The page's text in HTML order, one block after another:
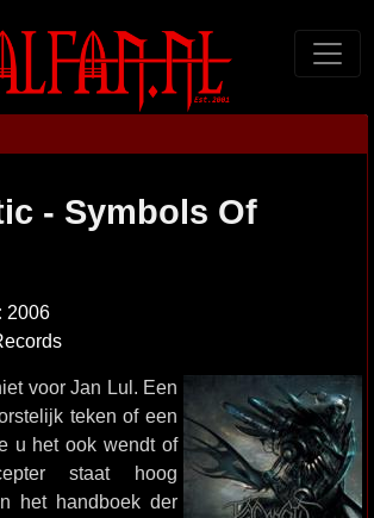
- Symbols Of
2006
voor Jan Lul. Een
teken of een
u het ook wendt of
staat hoog
het handboek der